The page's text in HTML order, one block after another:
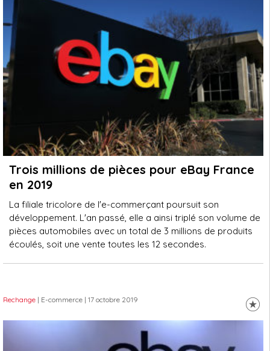
Trois millions de pièces pour eBay France
en 2019
La filiale tricolore de l'e-commerçant poursuit son
développement. L'an passé, elle a ainsi triplé son volume de
pièces automobiles avec un total de 3 millions de produits
écoulés, soit une vente toutes les 12 secondes.
Rechange | E-commerce | 17 octobre 2019